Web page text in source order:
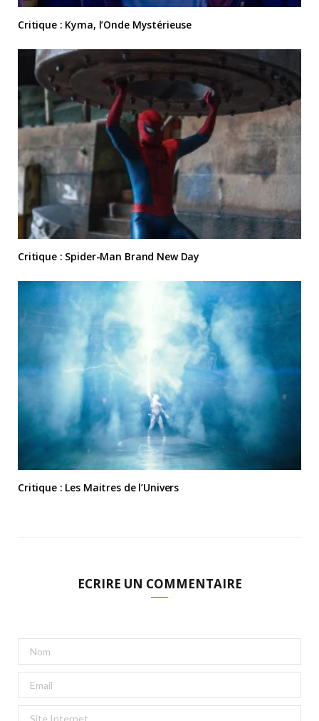
Critique : Kyma, l’Onde Mystérieuse
Critique : Spider-Man Brand New Day
Critique : Les Maitres de l’Univers
ECRIRE UN COMMENTAIRE